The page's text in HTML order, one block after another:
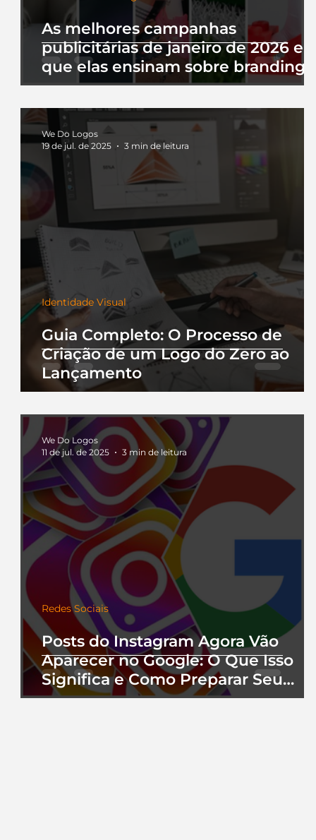
As melhores campanhas
publicitárias de janeiro de 2026 e
que elas ensinam sobre branding
Guia Completo: O Processo de
Criação de um Logo do Zero ao
Lançamento
Identidade Visual
We Do Logos
19 de jul. de 2025
3 min de leitura
Posts do Instagram Agora Vão
Aparecer no Google: O Que Isso
Significa e Como Preparar Seu
Perfil
Redes Sociais
We Do Logos
11 de jul. de 2025
3 min de leitura